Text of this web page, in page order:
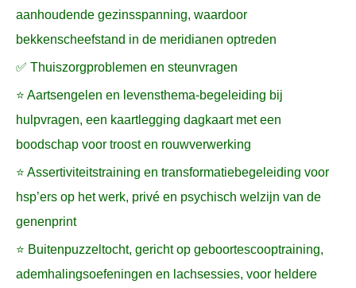
aanhoudende gezinsspanning, waardoor
bekkenscheefstand in de meridianen optreden
✅ Thuiszorgproblemen en steunvragen
⭐ Aartsengelen en levensthema-begeleiding bij
hulpvragen, een kaartlegging dagkaart met een
boodschap voor troost en rouwverwerking
⭐ Assertiviteitstraining en transformatiebegeleiding voor
hsp’ers op het werk, privé en psychisch welzijn van de
genenprint
⭐ Buitenpuzzeltocht, gericht op geboortescooptraining,
ademhalingsoefeningen en lachsessies, voor heldere